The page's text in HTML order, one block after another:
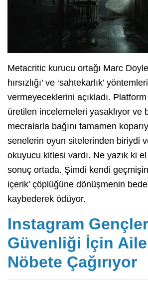
Metacritic kurucu ortağı Marc
hırsızlığı’ ve ‘sahtekarlık’
vermeyeceklerini açıkladı.
üretilen incelemeleri yasaklıyor ve
mecralarla bağını tamamen
senelerin oyun sitelerinden biriydi
okuyucu kitlesi vardı. Ne yazık ki
sonuç ortada. Şimdi kendi
içerik’ çöplüğüne dönüşmenin
kaybederek ödüyor.
Instagram
Güvenliği İçin
Nöbete Çağırıyor